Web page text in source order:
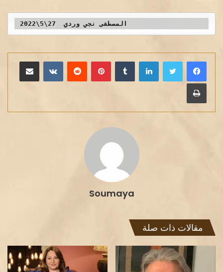
المصطفى نجي وردي  27\5\2022
لينكدإن بينتيريست مشاركة عبر البريد
طباعة
Soumaya
مقالات ذات صلة